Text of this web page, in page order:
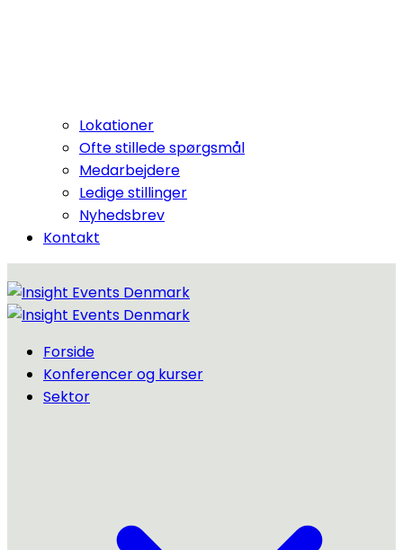
Lokationer
Ofte stillede spørgsmål
Medarbejdere
Ledige stillinger
Nyhedsbrev
Kontakt
Forside
Konferencer og kurser
Sektor